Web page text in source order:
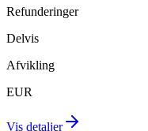
Refunderinger
Delvis
Afvikling
EUR
Vis detaljer